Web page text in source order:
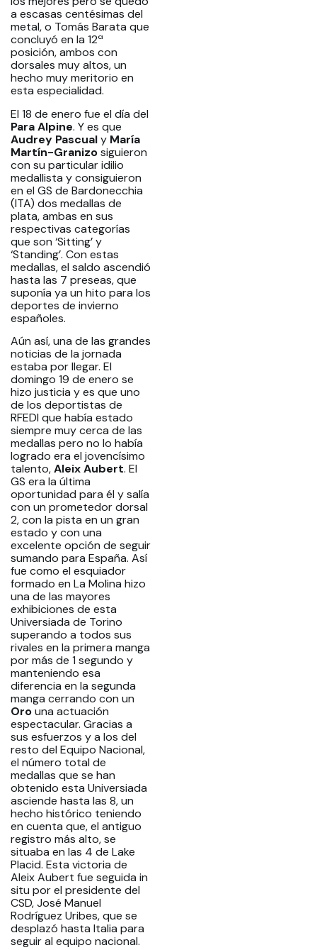
a escasas centésimas del
metal, o Tomás Barata que
concluyó en la 12ª
posición, ambos con
dorsales muy altos, un
hecho muy meritorio en
esta especialidad.
El 18 de enero fue el día del
Para Alpine. Y es que
Audrey Pascualy María
Martín-Granizosiguieron
con su particular idilio
medallista y consiguieron
en el GS de Bardonecchia
(ITA) dos medallas de
plata, ambas en sus
respectivas categorías
que son ‘Sitting’ y
‘Standing’. Con estas
medallas, el saldo ascendió
hasta las 7 preseas, que
suponía ya un hito para los
deportes de invierno
españoles.
Aún así, una de las grandes
noticias de la jornada
estaba por llegar. El
domingo 19 de enero se
hizo justicia y es que uno
de los deportistas de
RFEDI que había estado
siempre muy cerca de las
medallas pero no lo había
logrado era el jovencísimo
talento,Aleix Aubert. El
GS era la última
oportunidad para él y salía
con un prometedor dorsal
2, con la pista en un gran
estado y con una
excelente opción de seguir
sumando para España. Así
fue como el esquiador
formado en La Molina hizo
una de las mayores
exhibiciones de esta
Universiada de Torino
superando a todos sus
rivales en la primera manga
por más de 1 segundo y
manteniendo esa
diferencia en la segunda
manga cerrando con un
Orouna actuación
espectacular. Gracias a
sus esfuerzos y a los del
resto del Equipo Nacional,
el número total de
medallas que se han
obtenido esta Universiada
asciende hasta las 8, un
hecho histórico teniendo
en cuenta que, el antiguo
registro más alto, se
situaba en las 4 de Lake
Placid. Esta victoria de
Aleix Aubert fue seguida in
situ por el presidente del
CSD, José Manuel
Rodríguez Uribes, que se
desplazó hasta Italia para
seguir al equipo nacional.